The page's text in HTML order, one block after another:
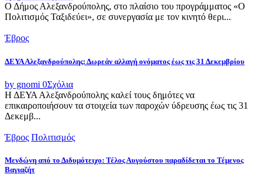
Ο Δήμος Αλεξανδρούπολης, στο πλαίσιο του προγράμματος «Ο
Πολιτισμός Ταξιδεύει», σε συνεργασία με τον κινητό θερι...
Έβρος
ΔΕΥΑ Αλεξανδρούπολης: Δωρεάν αλλαγή ονόματος έως τις 31 Δεκεμβρίου
by gnomi 0Σχόλια
Η ΔΕΥΑ Αλεξανδρούπολης καλεί τους δημότες να
επικαιροποιήσουν τα στοιχεία των παροχών ύδρευσης έως τις 31
Δεκεμβ...
Έβρος Πολιτισμός
Μενδώνη από το Διδυμότειχο: Τέλος Αυγούστου παραδίδεται το Τέμενος
Βαγιαζήτ